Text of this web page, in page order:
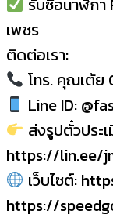
เพชร
ติดต่อเรา:
โทร. คุณเต้ย
Line ID:
ส่งรูปตั๋วประ
https://lin.ee/
เว็บไซต์:
https://